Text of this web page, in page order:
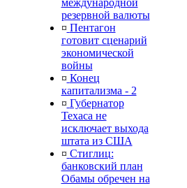
международной
резервной валюты
¤ Пентагон
готовит сценарий
экономической
войны
¤ Конец
капитализма - 2
¤ Губернатор
Техаса не
исключает выхода
штата из США
¤ Стиглиц:
банковский план
Обамы обречен на